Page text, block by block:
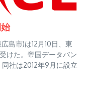
島市)は12月10日、東
けた。帝国データバン
社は2012年9月に設立